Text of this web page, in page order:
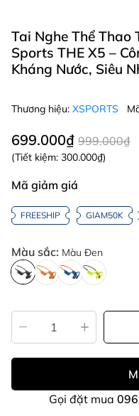
Tai Nghe Thể Thao
Sports THE X5 –
Kháng Nước, Siêu
Thương hiệu: XSPORTS
699.000₫ 999.000₫
(Tiết kiệm: 300.000₫)
Mã giảm giá
FREESHIP GIAM50K
Màu sắc: Màu Đen
Gọi đặt mua